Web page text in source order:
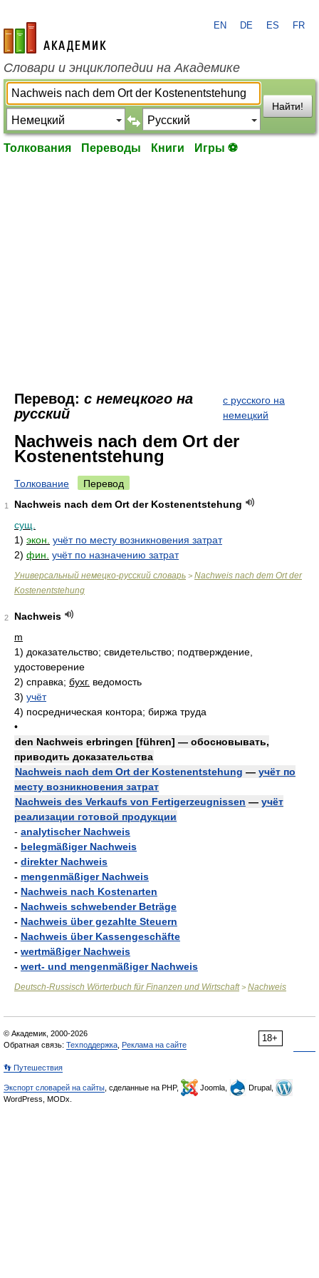
academic.ru
EN DE ES FR
Словари и энциклопедии на Академике
Найти!
Толкования Переводы Книги Игры ⚽
Перевод: с немецкого на
русский
с русского на
немецкий
Nachweis nach dem Ort der
Kostenentstehung
Толкование Перевод
1
Nachweis nach dem Ort der Kostenentstehung
сущ.
1) экон. учёт по месту возникновения затрат
2) фин. учёт по назначению затрат
Универсальный немецко-русский словарь > Nachweis nach dem Ort der
Kostenentstehung
2
Nachweis
m
1) доказательство; свидетельство; подтверждение,
удостоверение
2) справка; бухг. ведомость
3) учёт
4) посредническая контора; биржа труда
•
den Nachweis erbringen [führen] — обосновывать,
приводить доказательства
Nachweis nach dem Ort der Kostenentstehung — учёт по
месту возникновения затрат
Nachweis des Verkaufs von Fertigerzeugnissen — учёт
реализации готовой продукции
- analytischer Nachweis
- belegmäßiger Nachweis
- direkter Nachweis
- mengenmäßiger Nachweis
- Nachweis nach Kostenarten
- Nachweis schwebender Beträge
- Nachweis über gezahlte Steuern
- Nachweis über Kassengeschäfte
- wertmäßiger Nachweis
- wert- und mengenmäßiger Nachweis
Deutsch-Russisch Wörterbuch für Finanzen und Wirtschaft> Nachweis
18+
© Академик, 2000-2026
Обратная связь: Техподдержка Реклама на сайте
👣 Путешествия
Экспорт словарей на сайты , сделанные на PHP, Joomla,
Drupal,
WordPress, MODx.